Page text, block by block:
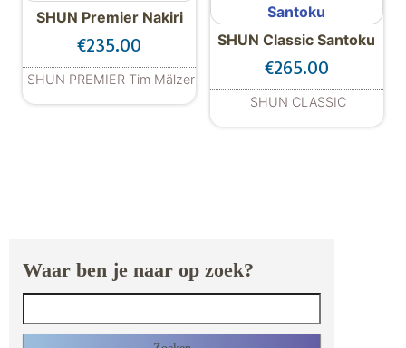
SHUN Premier Nakiri
€235.00
SHUN PREMIER Tim Mälzer
SHUN Classic Santoku
€265.00
SHUN CLASSIC
Waar ben je naar op zoek?